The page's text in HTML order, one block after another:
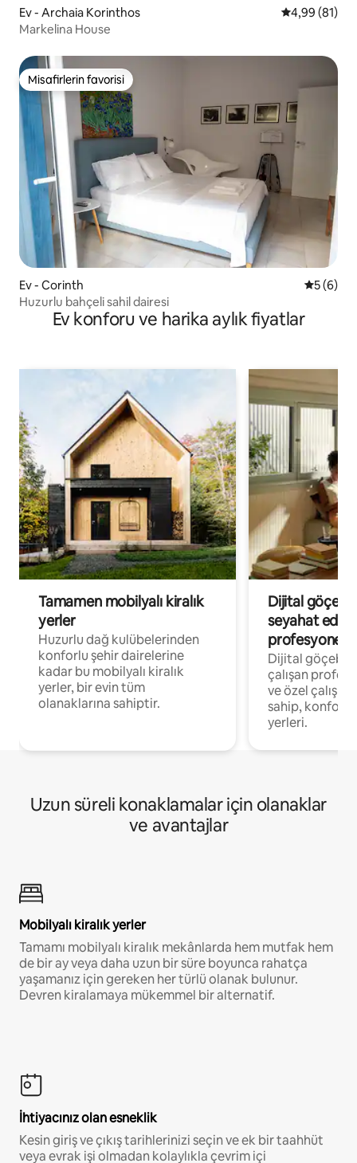
Ev - Archaia Korinthos 5 üzerinden
4,99 (81)
Markelina House
Misafirlerin favorisi
Misafirlerin favorisi
Ev - Corinth 55 (6)
Huzurlu bahçeli sahil dairesi
Ev konforu ve harika aylık fiyatlar
Tamamen mobilyalı kiralık
yerler
Huzurlu dağ kulübelerinden
konforlu şehir dairelerine
kadar bu mobilyalı kiralık
yerler, bir evin tüm
olanaklarına sahiptir.
Dijital
seyahat eden
Dijital
çalışan
ve özel
sahip,
yerleri.
Uzun süreli konaklamalar için olanaklar
ve avantajlar
Mobilyalı kiralık yerler
Tamamı mobilyalı kiralık mekânlarda hem mutfak hem
de bir ay veya daha uzun bir süre boyunca rahatça
yaşamanız için gereken her türlü olanak bulunur.
Devren kiralamaya mükemmel bir alternatif.
İhtiyacınız olan esneklik
Kesin giriş ve çıkış tarihlerinizi seçin ve ek bir taahhüt
veya evrak işi olmadan kolaylıkla çevrim içi